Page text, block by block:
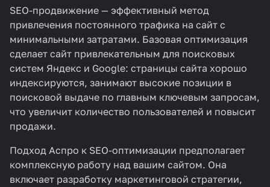
SEO-продвижение — эффективный метод
привлечения постоянного трафика на сайт с
минимальными затратами. Базовая оптимизация
сделает сайт привлекательным для поисковых
систем Яндекс и Google: страницы сайта хорошо
индексируются, занимают высокие позиции в
поисковой выдаче по главным ключевым запросам,
что увеличит количество пользователей и повысит
продажи.
Подход Аспро к SEO-оптимизации предполагает
комплексную работу над вашим сайтом. Она
включает разработку маркетинговой стратегии,